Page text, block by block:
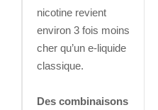
nicotine revient
environ 3 fois moins
cher qu’un e-liquide
classique.
Des combinaisons